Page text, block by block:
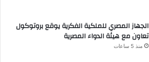
الجهاز المصري للملكية الفكرية يوقع بروتوكول
تعاون مع هيئة الدواء المصرية
منذ 5 ساعات